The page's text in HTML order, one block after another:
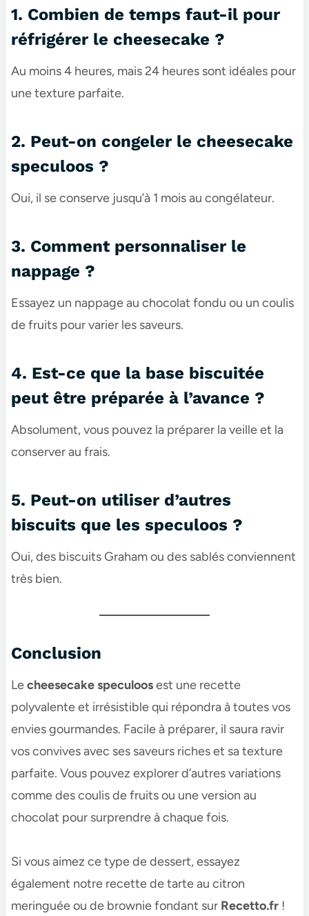
1. Combien de temps faut-il pour
réfrigérer le cheesecake ?
Au moins 4 heures, mais 24 heures sont idéales pour
une texture parfaite.
2. Peut-on congeler le cheesecake
speculoos​ ?
Oui, il se conserve jusqu’à 1 mois au congélateur.
3. Comment personnaliser le
nappage ?
Essayez un nappage au chocolat fondu ou un coulis
de fruits pour varier les saveurs.
4. Est-ce que la base biscuitée
peut être préparée à l’avance ?
Absolument, vous pouvez la préparer la veille et la
conserver au frais.
5. Peut-on utiliser d’autres
biscuits que les speculoos ?
Oui, des biscuits Graham ou des sablés conviennent
très bien.
Conclusion
Lecheesecake speculoos​est une recette
polyvalente et irrésistible qui répondra à toutes vos
envies gourmandes. Facile à préparer, il saura ravir
vos convives avec ses saveurs riches et sa texture
parfaite. Vous pouvez explorer d’autres variations
comme des coulis de fruits ou une version au
chocolat pour surprendre à chaque fois.
Si vous aimez ce type de dessert, essayez
également notre recette de tarte au citron
meringuée ou de brownie fondant sur Recetto.fr!